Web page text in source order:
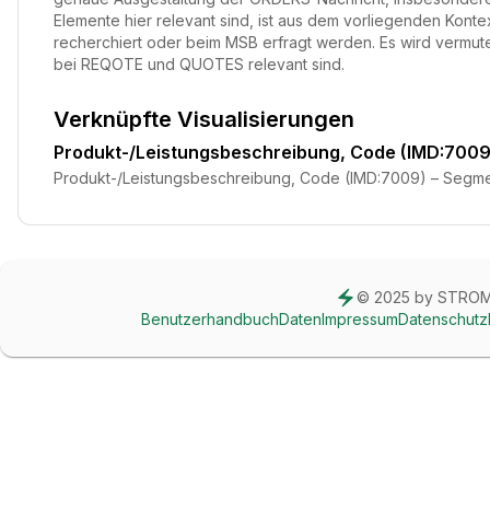
Elemente hier relevant sind, ist aus dem vorliegenden
recherchiert oder beim MSB erfragt werden. Es wird
bei REQOTE und QUOTES relevant sind.
Verknüpfte Visualisierungen
Produkt-/Leistungsbeschreibung, Code
Produkt-/Leistungsbeschreibung, Code (IMD:7009) –
© 2025 by
BenutzerhandbuchDatenImpressumDatenschutz